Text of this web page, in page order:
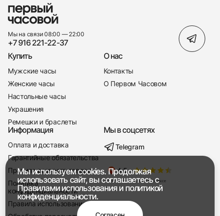
+7 916 221-22-37
Мы насвязи 08:00 — 19:00
Мы на связи 08:00 — 22:00
+7 916 221-22-37
Купить
Мужские часы
Женские часы
Настольные часы
Украшения
Ремешки и браслеты
О нас
Контакты
О Первом Часовом
Информация
Оплата и доставка
Гарантийные обязательства
Правила возврата товара
Политика
конфиденциальности
Правила использования
Мы в соцсетях
Telegram
Мы используем cookies. Продолжая
использовать сайт, вы соглашаетесь с
Правилами использованияи политикой
конфиденциальности.